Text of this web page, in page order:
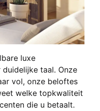
luxe
taal. Onze
vol, onze beloftes
welke topkwaliteit
die u betaalt.